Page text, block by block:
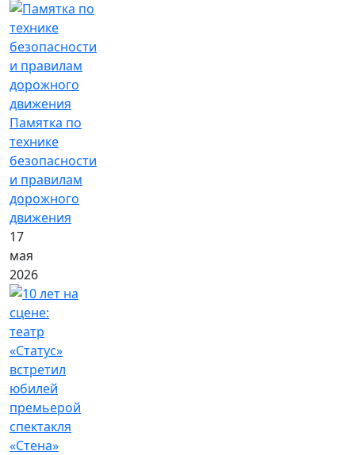
Памятка по
технике
безопасности
и правилам
дорожного
движения
17
мая
2026